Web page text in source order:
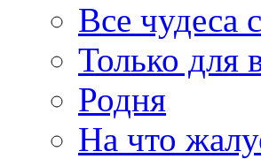
Все чудеса
Только для
Родня
На что